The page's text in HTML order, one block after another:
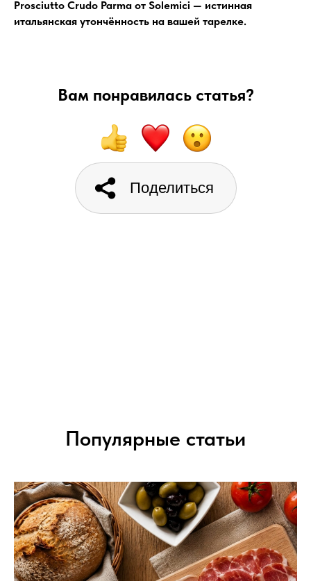
Prosciutto Crudo Parma от Solemici — истинная
итальянская утончённость на вашей тарелке.
Вам понравилась статья?
Поделиться
Популярные статьи